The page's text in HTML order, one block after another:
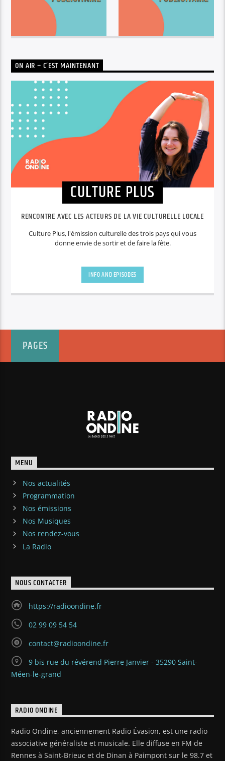
ON AIR – C’EST MAINTENANT
CULTURE PLUS
RENCONTRE AVEC LES ACTEURS DE LA VIE CULTURELLE LOCALE
Culture Plus, l'émission culturelle des trois pays qui vous
donne envie de sortir et de faire la fête.
INFO AND EPISODES
PAGES
MENU
Nos actualités
Programmation
Nos émissions
Nos Musiques
Nos rendez-vous
La Radio
NOUS CONTACTER
https://radioondine.fr
02 99 09 54 54
contact@radioondine.fr
9 bis rue du révérend Pierre Janvier - 35290 Saint-
Méen-le-grand
RADIO ONDINE
Radio Ondine, anciennement Radio Évasion, est une radio
associative généraliste et musicale. Elle diffuse en FM de
Rennes à Saint-Brieuc et de Dinan à Paimpont sur le 98.7 et